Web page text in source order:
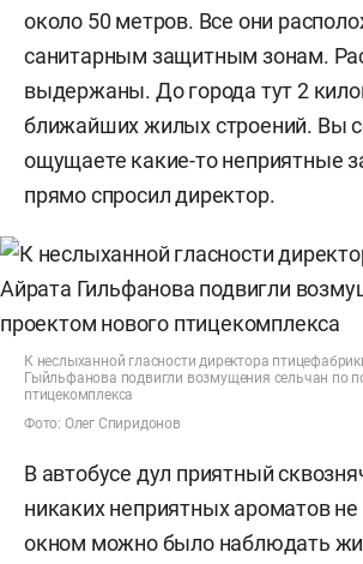
около 50 метров. Все они
санитарным защитным зонам.
выдержаны. До города тут 2
ближайших жилых строений. Вы
ощущаете какие-то неприятные
прямо спросил директор.
К неслыханной гласности директора
Гыйльфанова подвигли возмущения сельчан по
птицекомплекса
Фото: Олег Спиридонов
В автобусе дул приятный
никаких неприятных ароматов
окном можно было наблюдать